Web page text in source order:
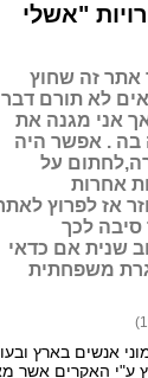
"אשלי
אתר זה שחוץ
לא תורם דבר
אני מגנה את
בה . אפשר היה
על
אחרות
אז לפרוץ
סיבה לכך
שנית אם כדאי
משפחתית
אנשים בארץ
ע"י האקרים אשר